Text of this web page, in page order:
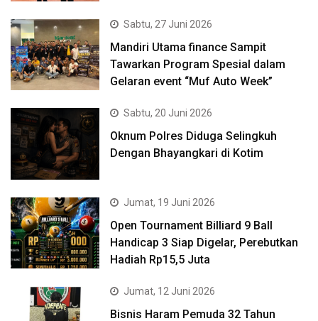
Sabtu, 27 Juni 2026
Mandiri Utama finance Sampit
Tawarkan Program Spesial dalam
Gelaran event “Muf Auto Week”
Sabtu, 20 Juni 2026
Oknum Polres Diduga Selingkuh
Dengan Bhayangkari di Kotim
Jumat, 19 Juni 2026
Open Tournament Billiard 9 Ball
Handicap 3 Siap Digelar, Perebutkan
Hadiah Rp15,5 Juta
Jumat, 12 Juni 2026
Bisnis Haram Pemuda 32 Tahun